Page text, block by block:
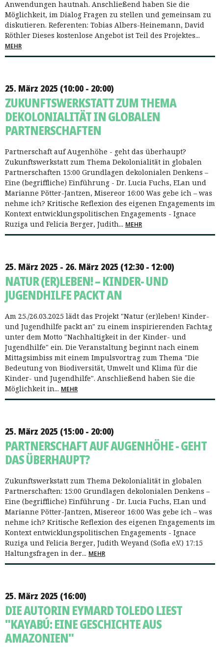
Anwendungen hautnah. Anschließend haben Sie die
Möglichkeit, im Dialog Fragen zu stellen und gemeinsam zu
diskutieren. Referenten: Tobias Albers-Heinemann, David
Röthler Dieses kostenlose Angebot ist Teil des Projektes...
MEHR
25. März 2025 (10:00 - 20:00)
ZUKUNFTSWERKSTATT ZUM THEMA
DEKOLONIALITÄT IN GLOBALEN
PARTNERSCHAFTEN
Partnerschaft auf Augenhöhe - geht das überhaupt?
Zukunftswerkstatt zum Thema Dekolonialität in globalen
Partnerschaften 15:00 Grundlagen dekolonialen Denkens –
Eine (begriffliche) Einführung - Dr. Lucia Fuchs, ELan und
Marianne Pötter-Jantzen, Misereor 16:00 Was gebe ich – was
nehme ich? Kritische Reflexion des eigenen Engagements im
Kontext entwicklungspolitischen Engagements - Ignace
Ruziga und Felicia Berger, Judith... MEHR
25. März 2025 - 26. März 2025 (12:30 - 12:00)
NATUR (ER)LEBEN! – KINDER- UND
JUGENDHILFE PACKT AN
Am 25./26.03.2025 lädt das Projekt "Natur (er)leben! Kinder-
und Jugendhilfe packt an" zu einem inspirierenden Fachtag
unter dem Motto "Nachhaltigkeit in der Kinder- und
Jugendhilfe" ein. Die Veranstaltung beginnt nach einem
Mittagsimbiss mit einem Impulsvortrag zum Thema "Die
Bedeutung von Biodiversität, Umwelt und Klima für die
Kinder- und Jugendhilfe". Anschließend haben Sie die
Möglichkeit in... MEHR
25. März 2025 (15:00 - 20:00)
PARTNERSCHAFT AUF AUGENHÖHE - GEHT
DAS ÜBERHAUPT?
Zukunftswerkstatt zum Thema Dekolonialität in globalen
Partnerschaften: 15:00 Grundlagen dekolonialen Denkens –
Eine (begriffliche) Einführung - Dr. Lucia Fuchs, ELan und
Marianne Pötter-Jantzen, Misereor 16:00 Was gebe ich – was
nehme ich? Kritische Reflexion des eigenen Engagements im
Kontext entwicklungspolitischen Engagements - Ignace
Ruziga und Felicia Berger, Judith Weyand (Sofia e.V.) 17:15
Haltungsfragen in der... MEHR
25. März 2025 (16:00)
DIE AUTORIN EYMARD TOLEDO LIEST
"KAYABÚ: EINE GESCHICHTE AUS
AMAZONIEN"